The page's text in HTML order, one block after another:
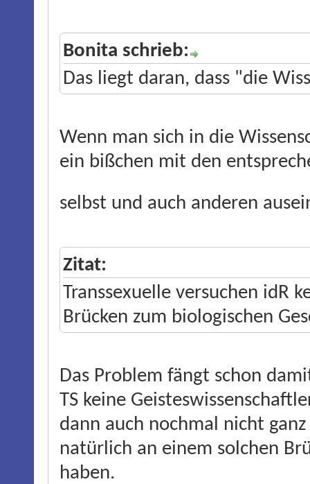
Bonita schrieb:
Das liegt daran, dass "die
Wenn man sich in die
ein bißchen mit den
selbst und auch anderen
Zitat:
Transsexuelle versuchen idR
Brücken zum biologischen
Das Problem fängt schon
TS keine
dann auch nochmal nicht
natürlich an einem solchen
haben.